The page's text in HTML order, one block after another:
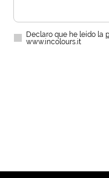
Declaro que he leído la
www.incolours.it